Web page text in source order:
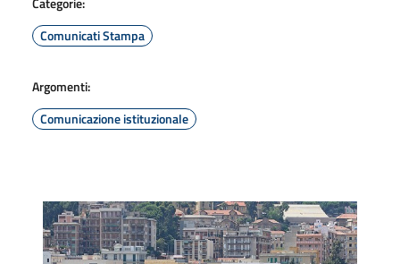
Comunicati Stampa
Argomenti:
Comunicazione istituzionale